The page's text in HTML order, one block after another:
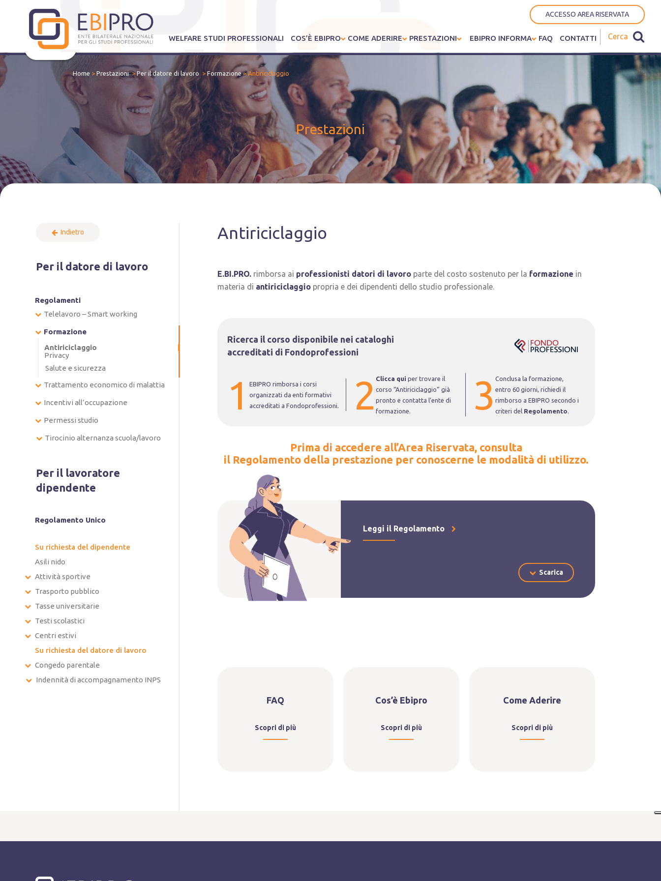
ACCESSO AREA RISERVATA
WELFARE STUDI PROFESSIONALI COS’È EBIPRO COME ADERIRE PRESTAZIONI EBIPRO INFORMA FAQ CONTATTI
Home > Prestazioni > Per il datore di lavoro > Formazione>Antiriciclaggio
Prestazioni
Indietro
Per il datore di lavoro
Regolamenti
Telelavoro – Smart working
Formazione
Antiriciclaggio
Privacy
Salute e sicurezza
Trattamento economico di malattia
Incentivi all’occupazione
Permessi studio
Tirocinio alternanza scuola/lavoro
Per il lavoratore
dipendente
Regolamento Unico
Su richiesta del dipendente
Asili nido
Attività sportive
Trasporto pubblico
Tasse universitarie
Testi scolastici
Centri estivi
Su richiesta del datore di lavoro
Congedo parentale
Indennità di accompagnamento INPS
Antiriciclaggio
E.BI.PRO. rimborsa ai professionisti datori di lavoroparte del costo sostenuto per la formazione in
materia di antiriciclaggiopropria e dei dipendenti dello studio professionale.
Ricerca il corso disponibile nei cataloghi
accreditati di Fondoprofessioni
EBIPRO rimborsa i corsi
organizzati da enti formativi
accreditati a Fondoprofessioni.
Clicca qui per trovare il
corso “Antiriciclaggio” già
pronto e contatta l’ente di
formazione.
Conclusa la formazione,
entro 60 giorni, richiedi il
rimborso a EBIPRO secondo i
criteri del Regolamento.
Prima di accedere all’Area Riservata, consulta
il Regolamento della prestazione per conoscerne le modalità di utilizzo.
Leggi il Regolamento
Scarica
FAQ
Scopri di più
Cos’è Ebipro
Scopri di più
Come Aderire
Scopri di più